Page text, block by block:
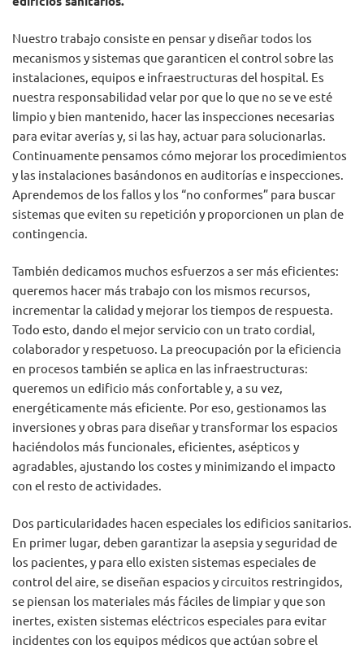
Nuestro trabajo consiste en pensar y diseñar todos los
mecanismos y sistemas que garanticen el control sobre las
instalaciones, equipos e infraestructuras del hospital. Es
nuestra responsabilidad velar por que lo que no se ve esté
limpio y bien mantenido, hacer las inspecciones necesarias
para evitar averías y, si las hay, actuar para solucionarlas.
Continuamente pensamos cómo mejorar los procedimientos
y las instalaciones basándonos en auditorías e inspecciones.
Aprendemos de los fallos y los “no conformes” para buscar
sistemas que eviten su repetición y proporcionen un plan de
contingencia.
También dedicamos muchos esfuerzos a ser más eficientes:
queremos hacer más trabajo con los mismos recursos,
incrementar la calidad y mejorar los tiempos de respuesta.
Todo esto, dando el mejor servicio con un trato cordial,
colaborador y respetuoso. La preocupación por la eficiencia
en procesos también se aplica en las infraestructuras:
queremos un edificio más confortable y, a su vez,
energéticamente más eficiente. Por eso, gestionamos las
inversiones y obras para diseñar y transformar los espacios
haciéndolos más funcionales, eficientes, asépticos y
agradables, ajustando los costes y minimizando el impacto
con el resto de actividades.
Dos particularidades hacen especiales los edificios sanitarios.
En primer lugar, deben garantizar la asepsia y seguridad de
los pacientes, y para ello existen sistemas especiales de
control del aire, se diseñan espacios y circuitos restringidos,
se piensan los materiales más fáciles de limpiar y que son
inertes, existen sistemas eléctricos especiales para evitar
incidentes con los equipos médicos que actúan sobre el